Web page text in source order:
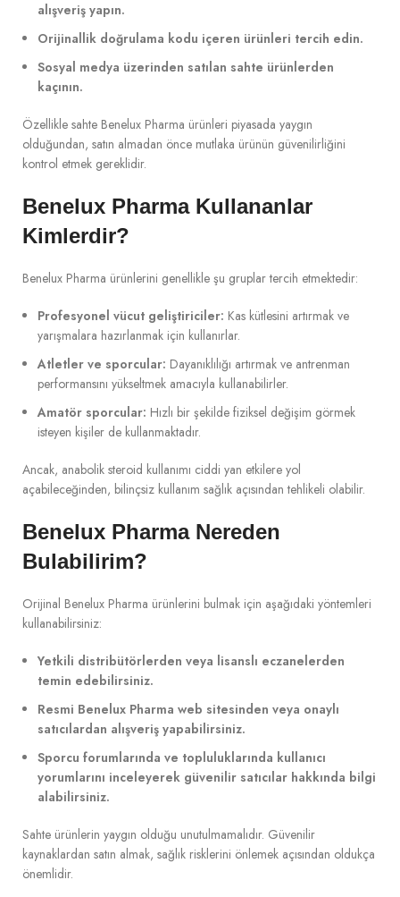
alışveriş yapın.
Orijinallik doğrulama kodu içeren ürünleri tercih edin.
Sosyal medya üzerinden satılan sahte ürünlerden
kaçının.
Özellikle sahte Benelux Pharma ürünleri piyasada yaygın
olduğundan, satın almadan önce mutlaka ürünün güvenilirliğini
kontrol etmek gereklidir.
Benelux Pharma Kullananlar
Kimlerdir?
Benelux Pharma ürünlerini genellikle şu gruplar tercih etmektedir:
Profesyonel vücut geliştiriciler: Kas kütlesini artırmak ve
yarışmalara hazırlanmak için kullanırlar.
Atletler ve sporcular: Dayanıklılığı artırmak ve antrenman
performansını yükseltmek amacıyla kullanabilirler.
Amatör sporcular: Hızlı bir şekilde fiziksel değişim görmek
isteyen kişiler de kullanmaktadır.
Ancak, anabolik steroid kullanımı ciddi yan etkilere yol
açabileceğinden, bilinçsiz kullanım sağlık açısından tehlikeli olabilir.
Benelux Pharma Nereden
Bulabilirim?
Orijinal Benelux Pharma ürünlerini bulmak için aşağıdaki yöntemleri
kullanabilirsiniz:
Yetkili distribütörlerden veya lisanslı eczanelerden
temin edebilirsiniz.
Resmi Benelux Pharma web sitesinden veya onaylı
satıcılardan alışveriş yapabilirsiniz.
Sporcu forumlarında ve topluluklarında kullanıcı
yorumlarını inceleyerek güvenilir satıcılar hakkında bilgi
alabilirsiniz.
Sahte ürünlerin yaygın olduğu unutulmamalıdır. Güvenilir
kaynaklardan satın almak, sağlık risklerini önlemek açısından oldukça
önemlidir.